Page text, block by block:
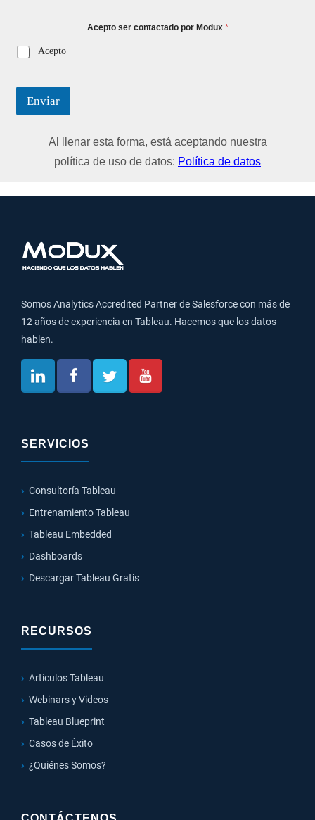
Acepto ser contactado por Modux *
Acepto
Enviar
Al llenar esta forma, está aceptando nuestra
política de uso de datos: Política de datos
Somos Analytics Accredited Partner de Salesforce con más de
12 años de experiencia en Tableau. Hacemos que los datos
hablen.
SERVICIOS
Consultoría Tableau
Entrenamiento Tableau
Tableau Embedded
Dashboards
Descargar Tableau Gratis
RECURSOS
Artículos Tableau
Webinars y Videos
Tableau Blueprint
Casos de Éxito
¿Quiénes Somos?